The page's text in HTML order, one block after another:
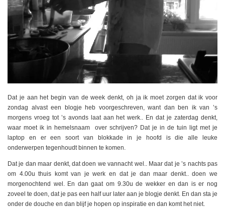
Dat je aan het begin van de week denkt, oh ja ik moet zorgen dat ik voor
zondag alvast een blogje heb voorgeschreven, want dan ben ik van ’s
morgens vroeg tot ’s avonds laat aan het werk.. En dat je zaterdag denkt,
waar moet ik in hemelsnaam over schrijven? Dat je in de tuin ligt met je
laptop en er een soort van blokkade in je hoofd is die alle leuke
onderwerpen tegenhoudt binnen te komen.
Dat je dan maar denkt, dat doen we vannacht wel.. Maar dat je ’s nachts pas
om 4.00u thuis komt van je werk en dat je dan maar denkt.. doen we
morgenochtend wel. En dan gaat om 9.30u de wekker en dan is er nog
zoveel te doen, dat je pas een half uur later aan je blogje denkt. En dan sta je
onder de douche en dan blijf je hopen op inspiratie en dan komt het niet.